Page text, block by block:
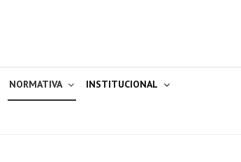
NORMATIVA INSTITUCIONAL